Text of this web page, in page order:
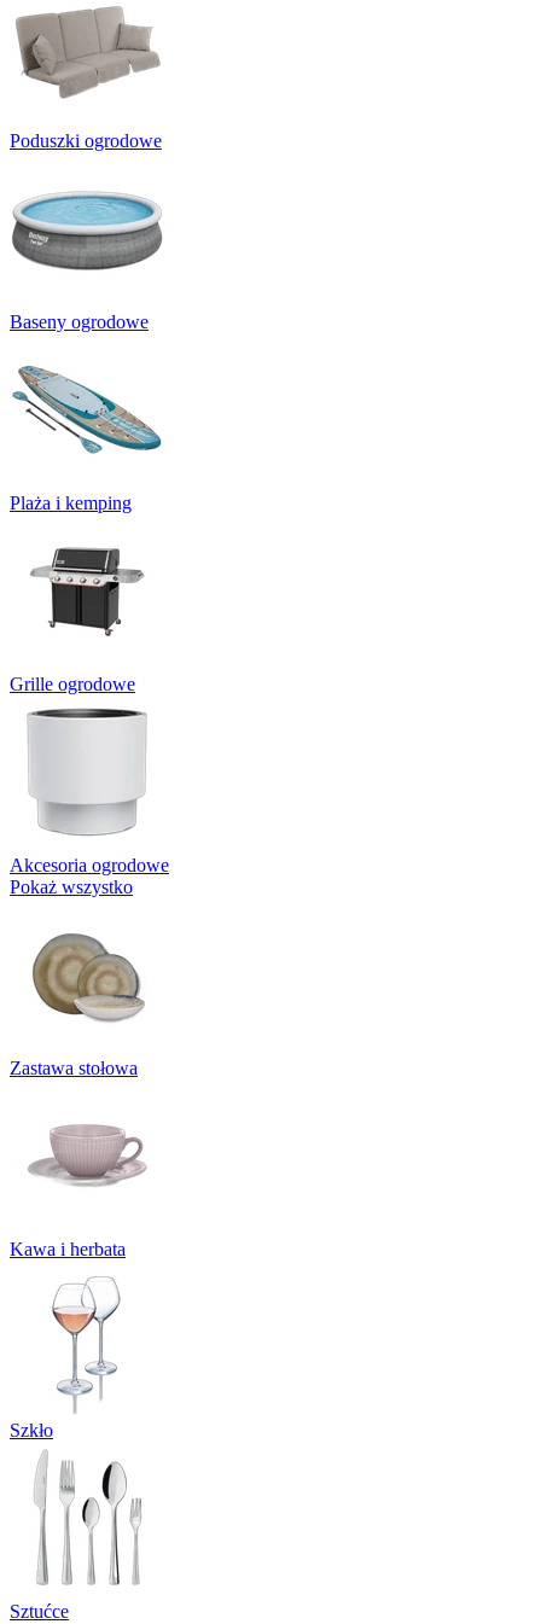
Poduszki ogrodowe
Baseny ogrodowe
Plaża i kemping
Grille ogrodowe
Akcesoria ogrodowe
Pokaż wszystko
Zastawa stołowa
Kawa i herbata
Szkło
Sztućce